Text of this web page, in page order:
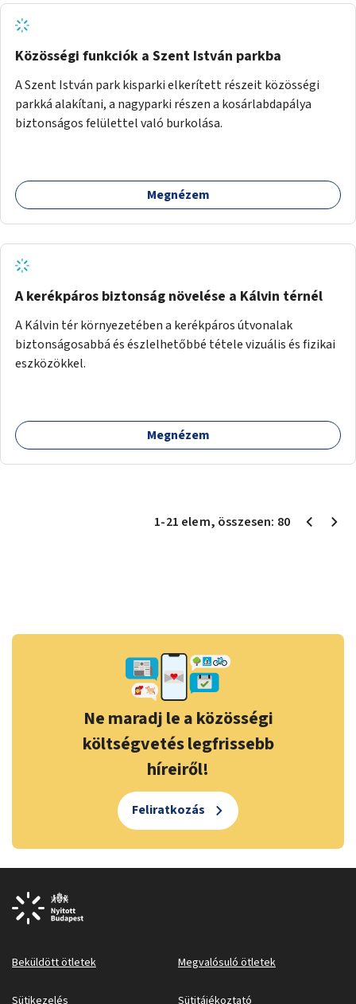
Közösségi funkciók a Szent István parkba
A Szent István park kisparki elkerített részeit közösségi
parkká alakítani, a nagyparki részen a kosárlabdapálya
biztonságos felülettel való burkolása.
Megnézem
A kerékpáros biztonság növelése a Kálvin térnél
A Kálvin tér környezetében a kerékpáros útvonalak
biztonságosabbá és észlelhetőbbé tétele vizuális és fizikai
eszközökkel.
Megnézem
1-21 elem, összesen: 80
Ne maradj le a közösségi
költségvetés legfrissebb
híreiről!
Feliratkozás
Beküldött ötletek Megvalósuló ötletek
Sütikezelés Sütitájékoztató